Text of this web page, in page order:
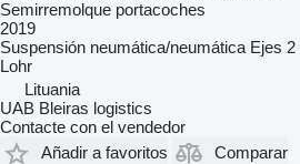
Semirremolque portacoches
2019
Suspensión neumática/neumática Ejes 2
Lohr
Lituania
UAB Bleiras logistics
Contacte con el vendedor
Añadir a favoritos
Comparar